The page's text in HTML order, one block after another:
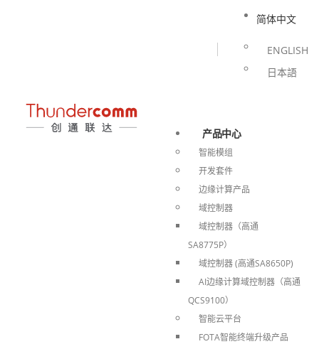
简体中文
ENGLISH
日本語
产品中心
智能模组
开发套件
边缘计算产品
域控制器
域控制器（高通
SA8775P）
域控制器 (高通SA8650P)
AI边缘计算域控制器（高通
QCS9100）
智能云平台
FOTA智能终端升级产品